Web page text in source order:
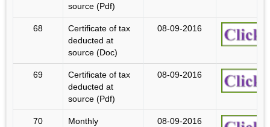
source (Pdf)
68
Certificate of tax
deducted at
source (Doc)
08-09-2016
69
Certificate of tax
deducted at
source (Pdf)
08-09-2016
70
Monthly
08-09-2016